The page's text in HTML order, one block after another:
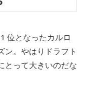
位となったカルロ
ン。やはりドラフト
とって大きいのだな